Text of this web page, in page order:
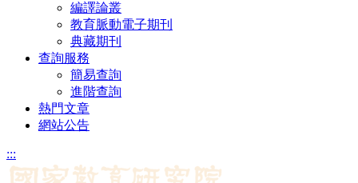
編譯論叢
教育脈動電子期刊
典藏期刊
查詢服務
簡易查詢
進階查詢
熱門文章
網站公告
:::